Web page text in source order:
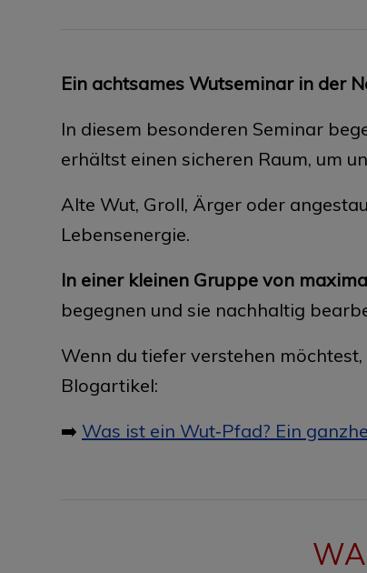
Ein achtsames Wutseminar in der
In diesem besonderen Seminar
erhältst einen sicheren Raum, um
Alte Wut, Groll, Ärger oder
Lebensenergie.
In einer kleinen Gruppe von
begegnen und sie nachhaltig
Wenn du tiefer verstehen
Blogartikel:
➡️ Was ist ein Wut‑Pfad? Ein